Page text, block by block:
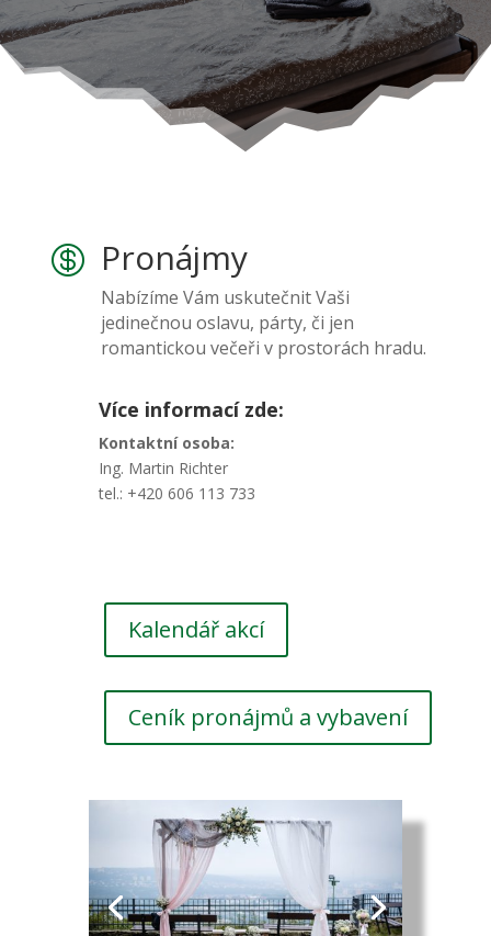
 Pronájmy
Nabízíme Vám uskutečnit Vaši
jedinečnou oslavu, párty, či jen
romantickou večeři v prostorách hradu.
Více informací zde:
Kontaktní osoba:
Ing. Martin Richter
tel.: +420 606 113 733
Kalendář akcí
Ceník pronájmů a vybavení